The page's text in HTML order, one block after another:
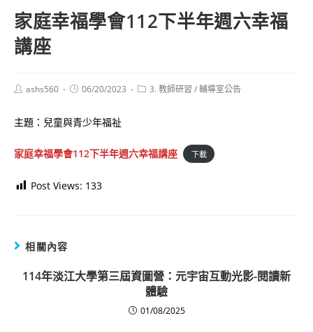
家庭幸福學會112下半年週六幸福
講座
Postashs560
Post06/20/2023
Post3. 教師研習 /輔導室公告
主題：兒童與青少年福祉
家庭幸福學會112下半年週六幸福講座 下載
Post Views: 133
相關內容
114年淡江大學第三屆資圖營：元宇宙互動光影-閱讀新
體驗
01/08/2025